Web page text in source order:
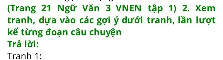
(Trang 21 Ngữ Văn 3 VNEN tập 1) 2. Xem
tranh, dựa vào các gợi ý dưới tranh, lần lượt
kể từng đoạn câu chuyện
Trả lời:
Tranh 1: